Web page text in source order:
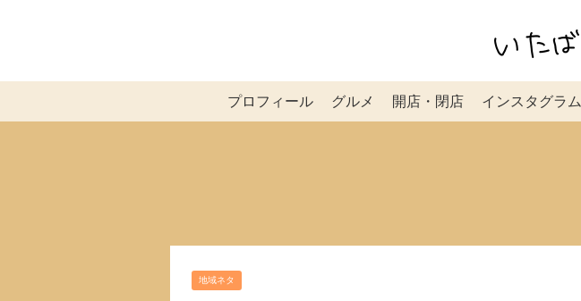
プロフィール グルメ 開店・閉店 インスタグラム
地域ネタ